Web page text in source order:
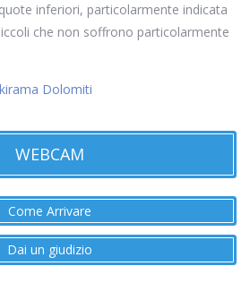
inferiori, particolarmente indicata
che non soffrono particolarmente
Dolomiti
WEBCAM
Come Arrivare
Dai un giudizio